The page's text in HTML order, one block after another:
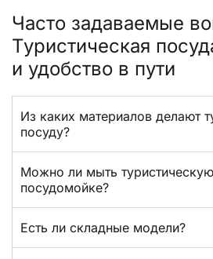
Часто задаваемые
Туристическая
и удобство в пути
Из каких материалов делают
посуду?
Можно ли мыть
посудомойке?
Есть ли складные модели?